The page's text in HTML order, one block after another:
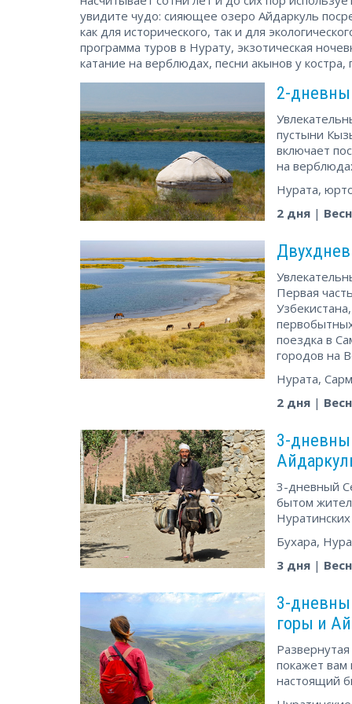
увидите чудо: сияющее озеро Айдаркуль
как для исторического, так и для
программа туров в Нурату, экзотическая
катание на верблюдах, песни акынов у
2-
пустыни
включает
на
Нурата,
2 дня |
Первая
поездка в
городов на
Нурата,
2 дня |
3-
3-дневный
бытом
Нуратинских
Бухара,
3 дня |
3-
горы и
покажет вам
настоящий